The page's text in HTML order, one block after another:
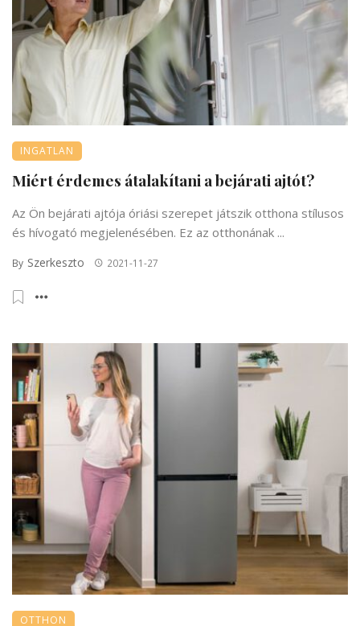
INGATLAN
Miért érdemes átalakítani a bejárati ajtót?
Az Ön bejárati ajtója óriási szerepet játszik otthona stílusos
és hívogató megjelenésében. Ez az otthonának ...
By Szerkeszto 2021-11-27
OTTHON